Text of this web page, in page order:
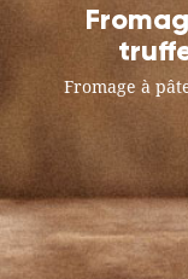
Fromage à